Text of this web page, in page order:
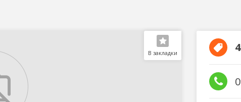
В закладки